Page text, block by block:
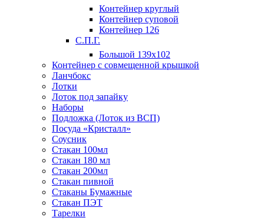
Контейнер круглый
Контейнер суповой
Контейнер 126
С.П.Г.
Большой 139х102
Контейнер с совмещенной крышкой
Ланчбокс
Лотки
Лоток под запайку
Наборы
Подложка (Лоток из ВСП)
Посуда «Кристалл»
Соусник
Стакан 100мл
Стакан 180 мл
Стакан 200мл
Стакан пивной
Стаканы Бумажные
Стакан ПЭТ
Тарелки